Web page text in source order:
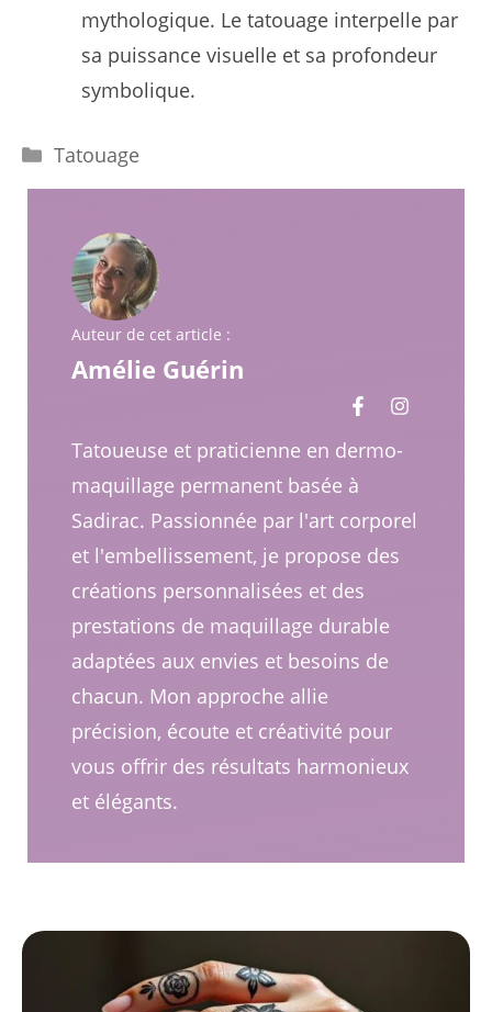
mythologique. Le tatouage interpelle par
sa puissance visuelle et sa profondeur
symbolique.
Catégories
Tatouage
Auteur de cet article :
Amélie Guérin
Tatoueuse et praticienne en dermo-
maquillage permanent basée à
Sadirac. Passionnée par l'art corporel
et l'embellissement, je propose des
créations personnalisées et des
prestations de maquillage durable
adaptées aux envies et besoins de
chacun. Mon approche allie
précision, écoute et créativité pour
vous offrir des résultats harmonieux
et élégants.